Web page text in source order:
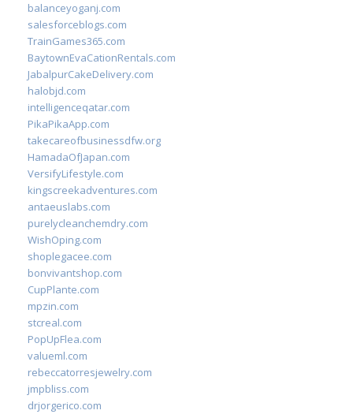
balanceyoganj.com
salesforceblogs.com
TrainGames365.com
BaytownEvaCationRentals.com
JabalpurCakeDelivery.com
halobjd.com
intelligenceqatar.com
PikaPikaApp.com
takecareofbusinessdfw.org
HamadaOfJapan.com
VersifyLifestyle.com
kingscreekadventures.com
antaeuslabs.com
purelycleanchemdry.com
WishOping.com
shoplegacee.com
bonvivantshop.com
CupPlante.com
mpzin.com
stcreal.com
PopUpFlea.com
valueml.com
rebeccatorresjewelry.com
jmpbliss.com
drjorgerico.com